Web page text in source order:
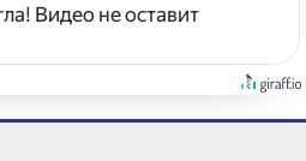
Видео не оставит